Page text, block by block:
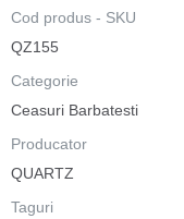
Cod produs - SKU
QZ155
Categorie
Ceasuri Barbatesti
Producator
QUARTZ
Taguri